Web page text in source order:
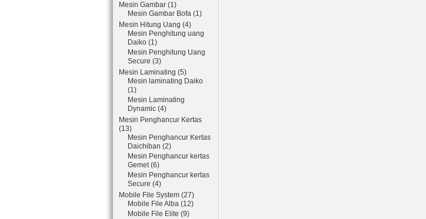
Mesin Gambar (1)
Mesin Gambar Bofa (1)
Mesin Hitung Uang (4)
Mesin Penghitung uang
Daiko (1)
Mesin Penghitung Uang
Secure (3)
Mesin Laminating (5)
Mesin laminating Daiko
(1)
Mesin Laminating
Dynamic (4)
Mesin Penghancur Kertas
(13)
Mesin Penghancur Kertas
Daichiban (2)
Mesin Penghancur kertas
Gemet (6)
Mesin Penghancur kertas
Secure (4)
Mobile File System (27)
Mobile File Alba (12)
Mobile File Elite (9)